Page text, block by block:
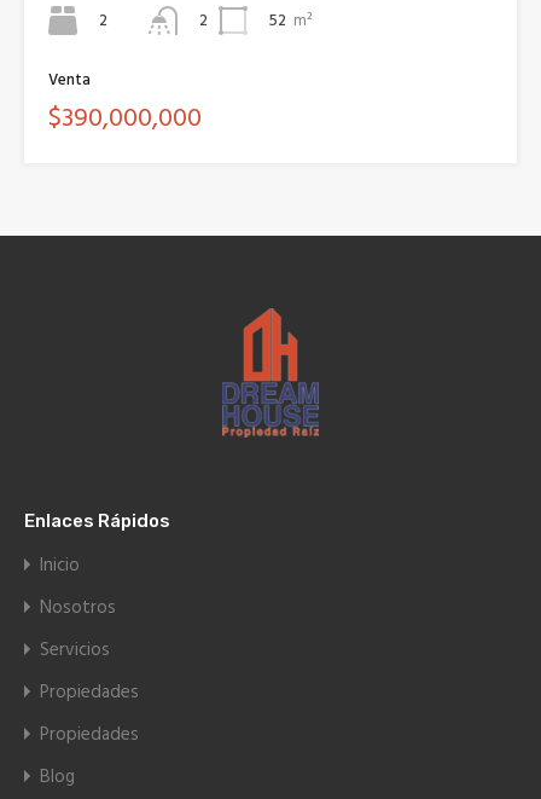
2
2
52 m²
Venta
$390,000,000
Enlaces Rápidos
Inicio
Nosotros
Servicios
Propiedades
Propiedades
Blog